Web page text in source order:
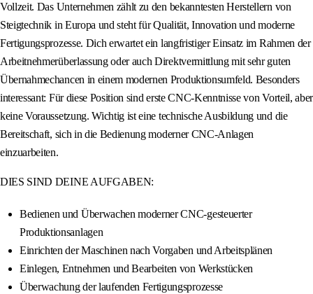
Vollzeit. Das Unternehmen zählt zu den bekanntesten Herstellern von
Steigtechnik in Europa und steht für Qualität, Innovation und moderne
Fertigungsprozesse. Dich erwartet ein langfristiger Einsatz im Rahmen der
Arbeitnehmerüberlassung oder auch Direktvermittlung mit sehr guten
Übernahmechancen in einem modernen Produktionsumfeld. Besonders
interessant: Für diese Position sind erste CNC-Kenntnisse von Vorteil, aber
keine Voraussetzung. Wichtig ist eine technische Ausbildung und die
Bereitschaft, sich in die Bedienung moderner CNC-Anlagen
einzuarbeiten.
DIES SIND DEINE AUFGABEN:
Bedienen und Überwachen moderner CNC-gesteuerter
Produktionsanlagen
Einrichten der Maschinen nach Vorgaben und Arbeitsplänen
Einlegen, Entnehmen und Bearbeiten von Werkstücken
Überwachung der laufenden Fertigungsprozesse